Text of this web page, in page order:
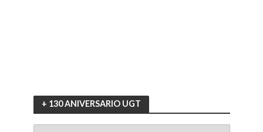
+ 130 ANIVERSARIO UGT